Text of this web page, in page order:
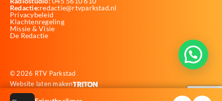
Redactie:redactie@rtvparkstad.nl
Privacybeleid
Klachtenregeling
Missie & Visie
De Redactie
© 2026 RTV Parkstad
Website laten maken